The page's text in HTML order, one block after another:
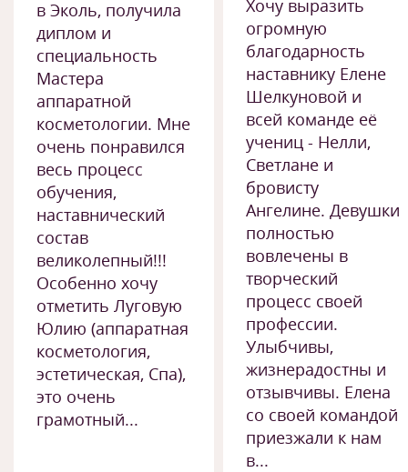
в Эколь, получила
диплом и
специальность
Мастера
аппаратной
косметологии. Мне
очень понравился
весь процесс
обучения,
наставнический
состав
великолепный!!!
Особенно хочу
отметить Луговую
Юлию (аппаратная
косметология,
эстетическая, Спа),
это очень
грамотный...
Хочу выразить
огромную
благодарность
наставнику Елене
Шелкуновой и
всей команде её
учениц - Нелли,
Светлане и
бровисту
Ангелине. Девушки
полностью
вовлечены в
творческий
процесс своей
профессии.
Улыбчивы,
жизнерадостны и
отзывчивы. Елена
со своей командой
приезжали к нам
в...